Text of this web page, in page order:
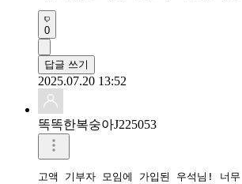
0
답글 쓰기
2025.07.20 13:52
똑똑한복숭아J225053
고액 기부자 모임에 가입된 우석님! 너